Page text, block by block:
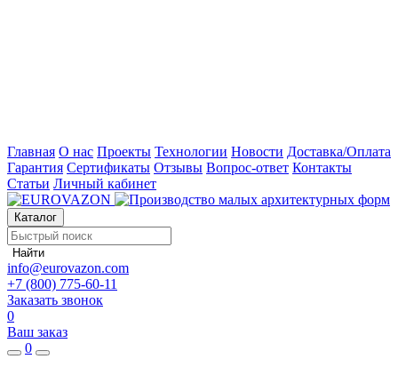
Главная О нас Проекты Технологии Новости Доставка/Оплата
Гарантия Сертификаты Отзывы Вопрос-ответ Контакты
Статьи Личный кабинет
Каталог
Найти
info@eurovazon.com
+7 (800) 775-60-11
Заказать звонок
0
Ваш заказ
0